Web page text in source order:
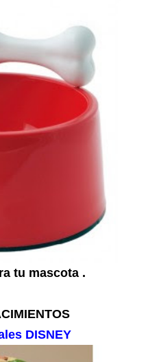
tu mascota .
DISNEY